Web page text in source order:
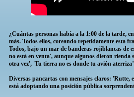
¿Cuántas personas había a la 1:00 de la tarde,
más. Todos ellos, coreando repetidamente esta
Todos, bajo un mar de banderas rojiblancas de
no está en venta', aunque algunos dieron rienda
otra vez', 'Tu tierra no es donde tu avión
Diversas pancartas con mensajes claros: 'Rutte,
está adoptando una posición pública